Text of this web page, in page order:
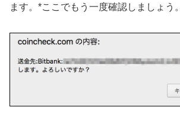
ます。*ここでもう一度確認しましょう。